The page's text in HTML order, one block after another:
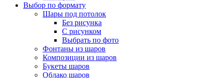
Выбор по формату
Шары под потолок
Без рисунка
С рисунком
Выбрать по фото
Фонтаны из шаров
Композиции из шаров
Букеты шаров
Облако шаров